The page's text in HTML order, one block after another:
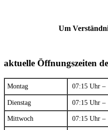
Um
aktuelle Öffnungszeiten
Montag 07:15 Uhr –
Dienstag 07:15 Uhr –
Mittwoch 07:15 Uhr –